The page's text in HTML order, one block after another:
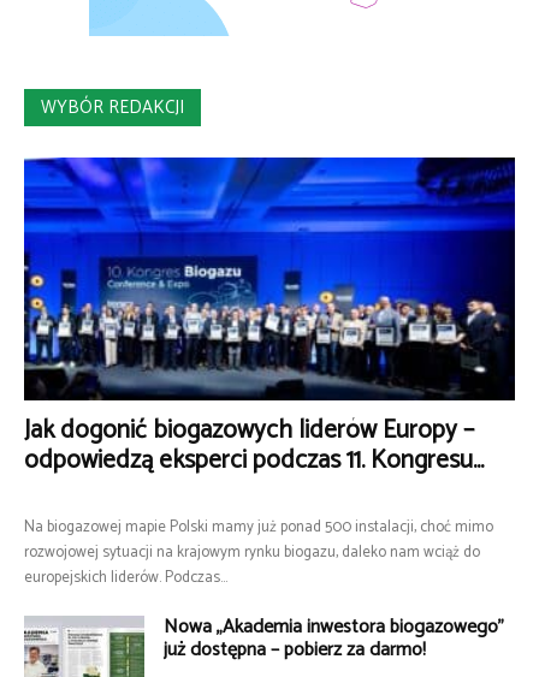
WYBÓR REDAKCJI
Jak dogonić biogazowych liderów Europy –
odpowiedzą eksperci podczas 11. Kongresu...
Na biogazowej mapie Polski mamy już ponad 500 instalacji, choć mimo
rozwojowej sytuacji na krajowym rynku biogazu, daleko nam wciąż do
europejskich liderów. Podczas...
Nowa „Akademia inwestora biogazowego”
już dostępna – pobierz za darmo!